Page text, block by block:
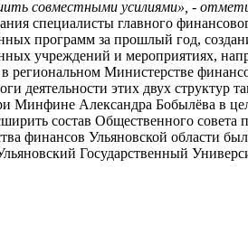
совместными усилиями», -
специалисты главного
программ за прошлый год,
учреждений и мероприятиях,
региональном Министерстве
этих двух структур
Минфине Александра Бобылёва в
состав Общественного
финансов Ульяновской области
Государственный